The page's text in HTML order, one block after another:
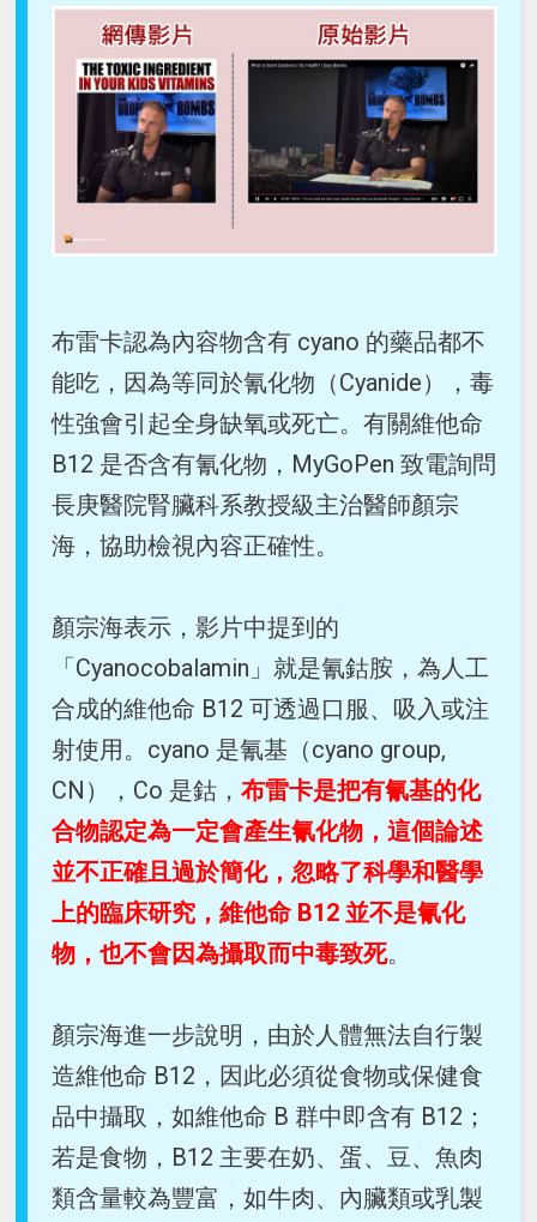
布雷卡認為內容物含有 cyano 的藥品都不
能吃，因為等同於氰化物（Cyanide），毒
性強會引起全身缺氧或死亡。有關維他命
B12 是否含有氰化物，MyGoPen 致電詢問
長庚醫院腎臟科系教授級主治醫師顏宗
海，協助檢視內容正確性。
顏宗海表示，影片中提到的
「Cyanocobalamin」就是氰鈷胺，為人工
合成的維他命 B12 可透過口服、吸入或注
射使用。cyano 是氰基（cyano group,
CN），Co 是鈷，布雷卡是把有氰基的化
合物認定為一定會產生氰化物，這個論述
並不正確且過於簡化，忽略了科學和醫學
上的臨床研究，維他命 B12 並不是氰化
物，也不會因為攝取而中毒致死。
顏宗海進一步說明，由於人體無法自行製
造維他命 B12，因此必須從食物或保健食
品中攝取，如維他命 B 群中即含有 B12；
若是食物，B12 主要在奶、蛋、豆、魚肉
類含量較為豐富，如牛肉、內臟類或乳製